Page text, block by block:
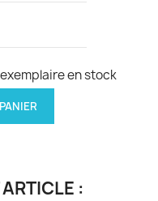
exemplaire en stock
: